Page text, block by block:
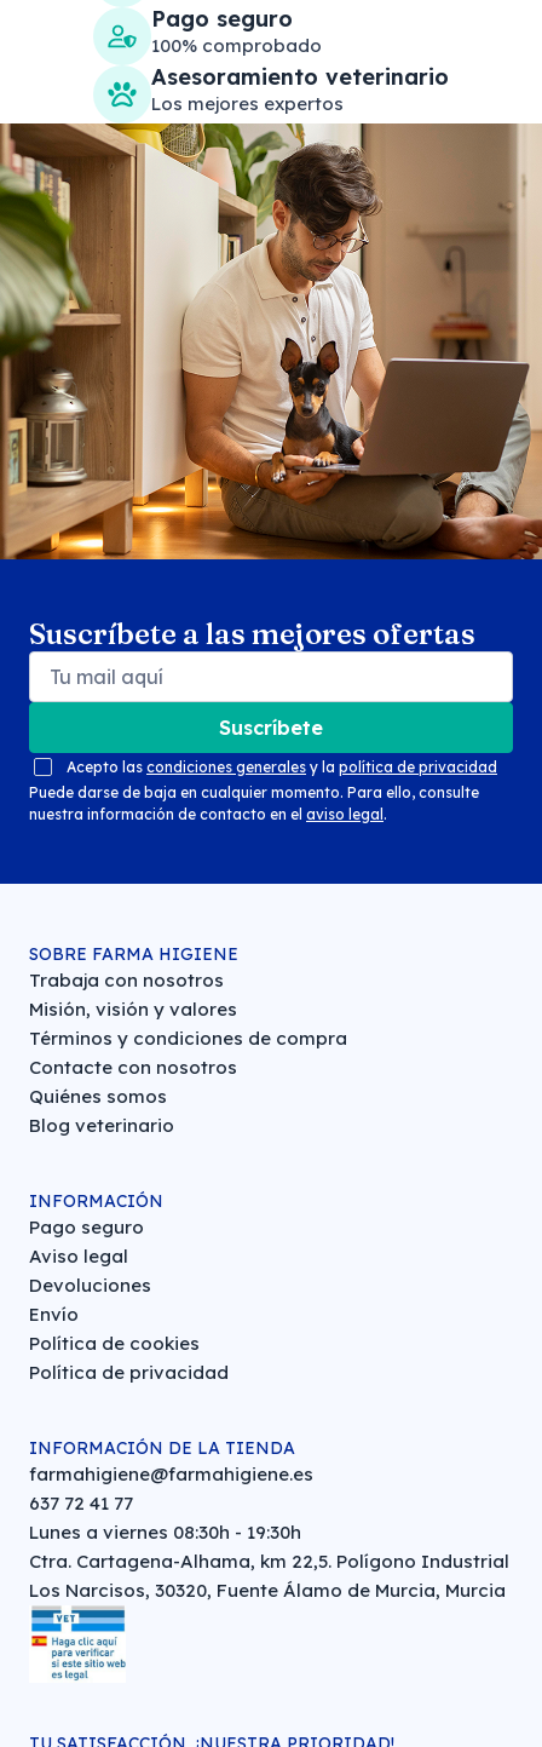
Pago seguro
100% comprobado
Asesoramiento veterinario
Los mejores expertos
Suscríbete a las mejores ofertas
Suscríbete
Acepto las condiciones generales y la política de privacidad
Puede darse de baja en cualquier momento. Para ello, consulte
nuestra información de contacto en el aviso legal .
Search products
SOBRE FARMA HIGIENE
Trabaja con nosotros
Misión, visión y valores
Términos y condiciones de compra
Contacte con nosotros
Quiénes somos
Blog veterinario
INFORMACIÓN
Pago seguro
Aviso legal
Devoluciones
Envío
Política de cookies
Política de privacidad
INFORMACIÓN DE LA TIENDA
farmahigiene@farmahigiene.es
637 72 41 77
Lunes a viernes 08:30h - 19:30h
Ctra. Cartagena-Alhama, km 22,5. Polígono Industrial
Los Narcisos, 30320, Fuente Álamo de Murcia, Murcia